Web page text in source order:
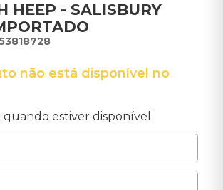
HEEP - SALISBURY
não está disponível no
estiver disponível